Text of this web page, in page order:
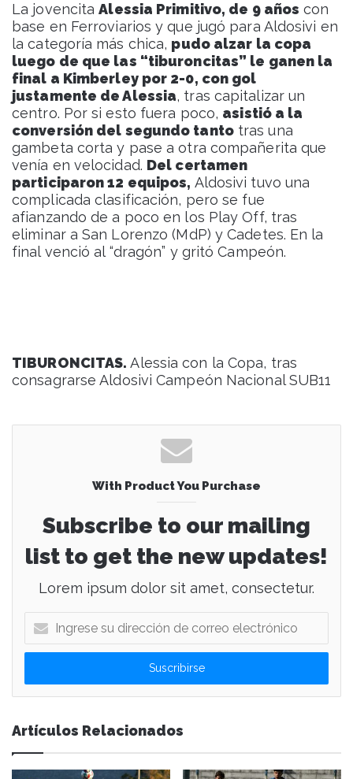
La jovencitaAlessia Primitivo, de 9 años con
base en Ferroviarios y que jugó para Aldosivi en
la categoría más chica, pudo alzar la copa
luego de que las “tiburoncitas” le ganen la
final a Kimberley por 2-0, con gol
justamente de Alessia, tras capitalizar un
centro. Por si esto fuera poco, asistió a la
conversión del segundo tantotras una
gambeta corta y pase a otra compañerita que
venía en velocidad. Del certamen
participaron 12 equipos, Aldosivi tuvo una
complicada clasificación, pero se fue
afianzando de a poco en los Play Off, tras
eliminar a San Lorenzo (MdP) y Cadetes. En la
final venció al “dragón” y gritó Campeón.
TIBURONCITAS. Alessia con la Copa, tras
consagrarse Aldosivi Campeón Nacional SUB11
With Product You Purchase
Subscribe to our mailing
list to get the new updates!
Lorem ipsum dolor sit amet, consectetur.
g
e
s
u
d
Artículos Relacionados